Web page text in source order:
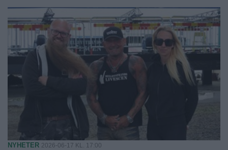
NYHETER 2026-06-17 KL. 17:00